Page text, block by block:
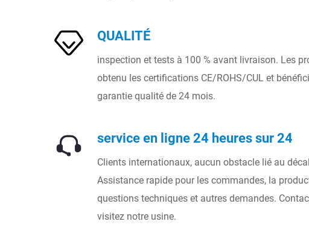
QUALITÉ
inspection et tests à 100 % avant livraison. Les
obtenu les certifications CE/ROHS/CUL et
garantie qualité de 24 mois.
service en ligne 24 heures sur 24
Clients internationaux, aucun obstacle lié au
Assistance rapide pour les commandes, la
questions techniques et autres demandes.
visitez notre usine.